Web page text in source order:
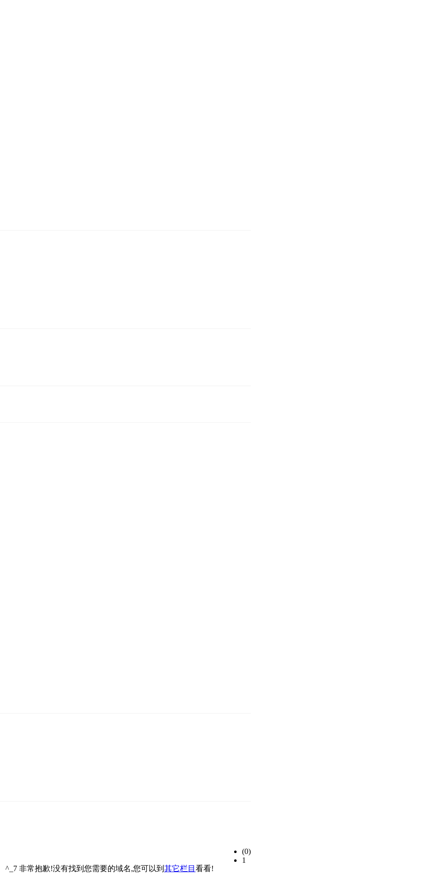
(0)
1
^_7 非常抱歉!没有找到您需要的域名,您可以到 其它栏目 看看!